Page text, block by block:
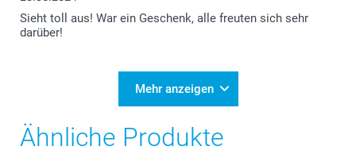
Sieht toll aus! War ein Geschenk, alle freuten sich sehr
darüber!
Mehr anzeigen
Ähnliche Produkte